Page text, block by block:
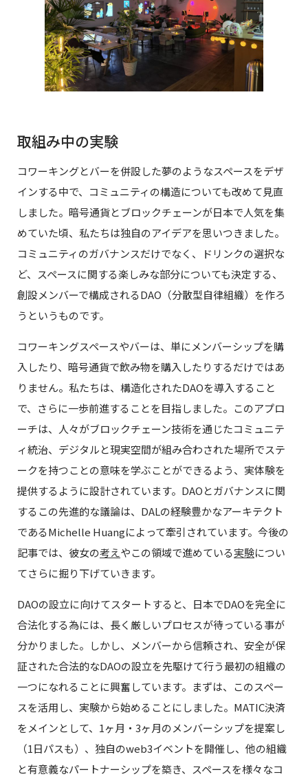
取組み中の実験
コワーキングとバーを併設した夢のようなスペースをデザ
インする中で、コミュニティの構造についても改めて見直
しました。暗号通貨とブロックチェーンが日本で人気を集
めていた頃、私たちは独自のアイデアを思いつきました。
コミュニティのガバナンスだけでなく、ドリンクの選択な
ど、スペースに関する楽しみな部分についても決定する、
創設メンバーで構成されるDAO（分散型自律組織）を作ろ
うというものです。
コワーキングスペースやバーは、単にメンバーシップを購
入したり、暗号通貨で飲み物を購入したりするだけではあ
りません。私たちは、構造化されたDAOを導入すること
で、さらに一歩前進することを目指しました。このアプロ
ーチは、人々がブロックチェーン技術を通じたコミュニテ
ィ統治、デジタルと現実空間が組み合わされた場所でステ
ークを持つことの意味を学ぶことができるよう、実体験を
提供するように設計されています。DAOとガバナンスに関
するこの先進的な議論は、DALの経験豊かなアーキテクト
であるMichelle Huangによって牽引されています。今後の
記事では、彼女の考えやこの領域で進めている実験につい
てさらに掘り下げていきます。
DAOの設立に向けてスタートすると、日本でDAOを完全に
合法化する為には、長く厳しいプロセスが待っている事が
分かりました。しかし、メンバーから信頼され、安全が保
証された合法的なDAOの設立を先駆けて行う最初の組織の
一つになれることに興奮しています。まずは、このスペー
スを活用し、実験から始めることにしました。MATIC決済
をメインとして、1ヶ月・3ヶ月のメンバーシップを提案し
（1日パスも）、独自のweb3イベントを開催し、他の組織
と有意義なパートナーシップを築き、スペースを様々なコ